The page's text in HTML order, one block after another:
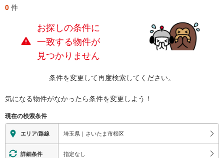
0 件
お探しの条件に
一致する物件が
見つかりません
条件を変更して再度検索してください。
気になる物件がなかったら条件を変更しよう！
現在の検索条件
エリア/路線 埼玉県｜さいたま市桜区
詳細条件 指定なし